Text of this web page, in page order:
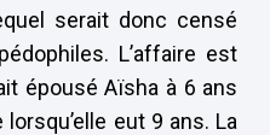
serait donc censé
L’affaire est
épousé Aïsha à 6 ans
eut 9 ans. La